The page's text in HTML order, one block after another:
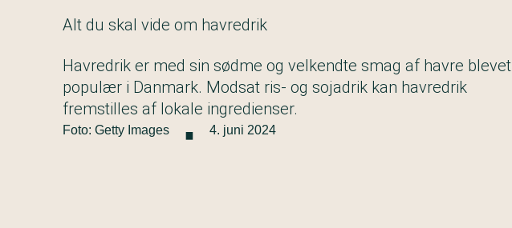
Alt du skal vide om havredrik
Havredrik er med sin sødme og velkendte smag af havre blevet
populær i Danmark. Modsat ris- og sojadrik kan havredrik
fremstilles af lokale ingredienser.
Foto: Getty Images · 4. juni 2024